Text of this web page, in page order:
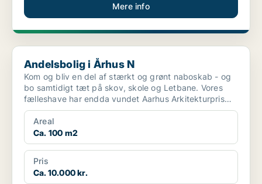
Mere info
Andelsbolig i Århus N
Andelsbolig i Århus N
Kom og bliv en del af stærkt og grønt naboskab - og
bo samtidigt tæt på skov, skole og Letbane. Vores
fælleshave har endda vundet Aarhus Arkitekturpris
2025 ...
Areal
Ca. 100 m2
Pris
Ca. 10.000 kr.